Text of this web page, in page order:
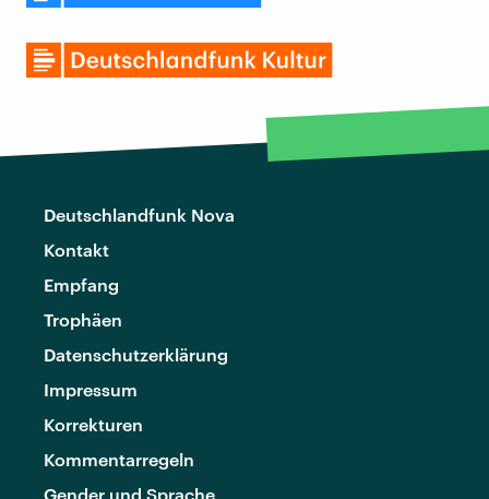
Deutschlandfunk Nova
Kontakt
Empfang
Trophäen
Datenschutzerklärung
Impressum
Korrekturen
Kommentarregeln
Gender und Sprache